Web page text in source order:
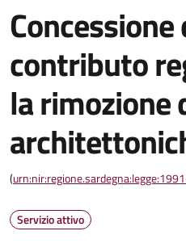
Concessione
contributo
la rimozione
(
Servizio attivo